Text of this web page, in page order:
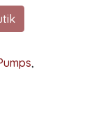
,